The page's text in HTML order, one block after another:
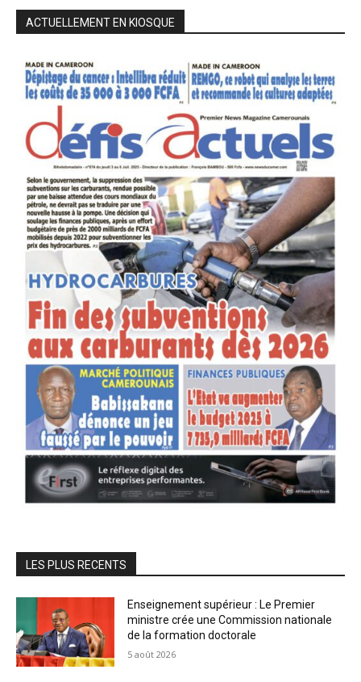
ACTUELLEMENT EN KIOSQUE
LES PLUS RECENTS
Enseignement supérieur : Le Premier
ministre crée une Commission nationale
de la formation doctorale
5 août 2026